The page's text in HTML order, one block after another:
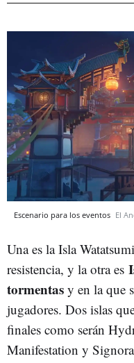
Escenario para los eventos El
Una es la Isla
resistencia, y la otra es
tormentas y en la que
jugadores. Dos islas
finales como serán
Manifestation y